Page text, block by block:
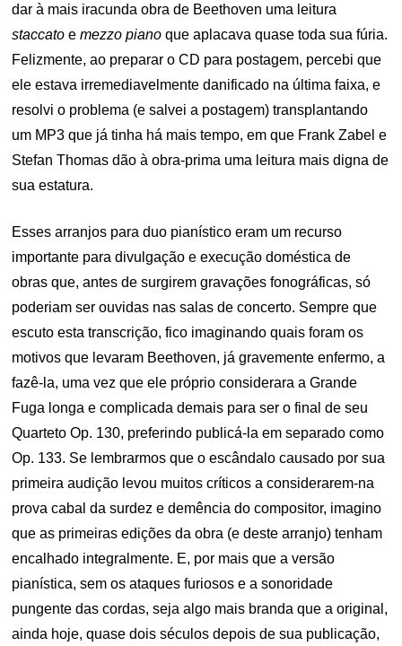
dar à mais iracunda obra de Beethoven uma leitura
staccatoemezzo pianoque aplacava quase toda sua fúria.
Felizmente, ao preparar o CD para postagem, percebi que
ele estava irremediavelmente danificado na última faixa, e
resolvi o problema (e salvei a postagem) transplantando
um MP3 que já tinha há mais tempo, em que Frank Zabel e
Stefan Thomas dão à obra-prima uma leitura mais digna de
sua estatura.
Esses arranjos para duo pianístico eram um recurso
importante para divulgação e execução doméstica de
obras que, antes de surgirem gravações fonográficas, só
poderiam ser ouvidas nas salas de concerto. Sempre que
escuto esta transcrição, fico imaginando quais foram os
motivos que levaram Beethoven, já gravemente enfermo, a
fazê-la, uma vez que ele próprio considerara a Grande
Fuga longa e complicada demais para ser o final de seu
Quarteto Op. 130, preferindo publicá-la em separado como
Op. 133. Se lembrarmos que o escândalo causado por sua
primeira audição levou muitos críticos a considerarem-na
prova cabal da surdez e demência do compositor, imagino
que as primeiras edições da obra (e deste arranjo) tenham
encalhado integralmente. E, por mais que a versão
pianística, sem os ataques furiosos e a sonoridade
pungente das cordas, seja algo mais branda que a original,
ainda hoje, quase dois séculos depois de sua publicação,